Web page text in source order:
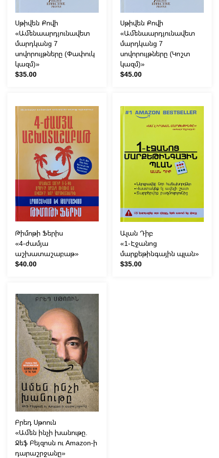
Սթիվեն Քովի
«Ամենաարդյունավետ
մարդկանց 7
սովորույթները (Փափուկ
կազմ)»
$35.00
Սթիվեն Քովի
«Ամենաարդյունավետ
մարդկանց 7
սովորույթները (Կոշտ
կազմ)»
$45.00
Թիմոթի Ֆերիս
«4-ժամյա
աշխատաշաբաթ»
$40.00
Ալան Դիբ
«1-Էջանոց
մարքեթինգային պլան»
$35.00
Բրեդ Սթոուն
«Ամեն ինչի խանութը.
Ջեֆ Բեյզոսն ու Amazon-ի
դարաշրջանը»